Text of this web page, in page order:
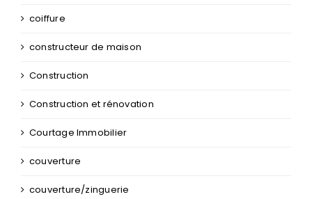
coiffure
constructeur de maison
Construction
Construction et rénovation
Courtage Immobilier
couverture
couverture/zinguerie